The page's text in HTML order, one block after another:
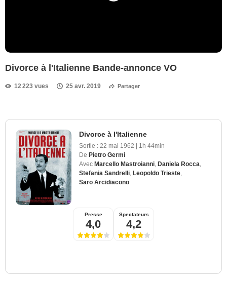
Divorce à l'Italienne Bande-annonce VO
12 223 vues 25 avr. 2019 Partager
Divorce à l'Italienne
Sortie : 22 mai 1962 | 1h 44min
De Pietro Germi
Avec Marcello Mastroianni Daniela Rocca
Stefania Sandrelli Leopoldo Trieste
Saro Arcidiacono
Presse
4,0
Spectateurs
4,2